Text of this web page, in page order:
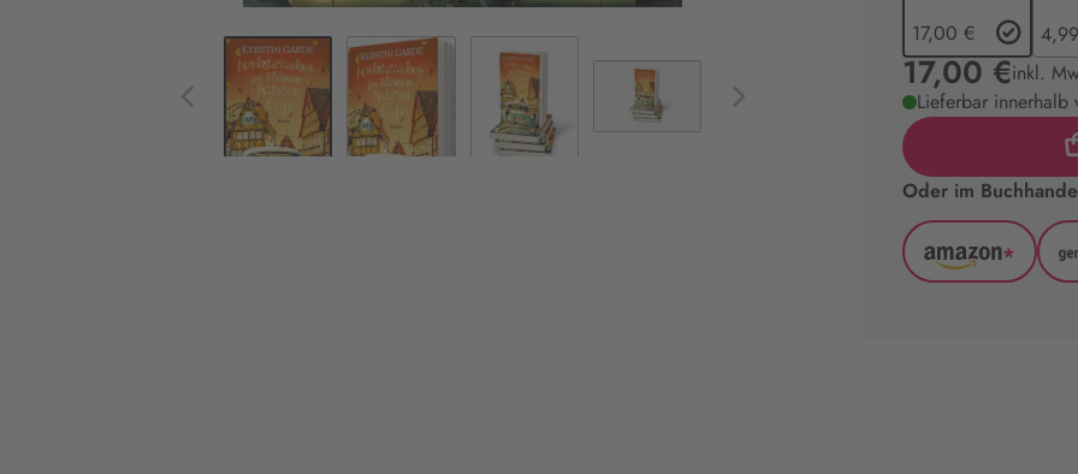
17,00 €
17,00 €inkl.
Lieferbar innerhalb
Oder im
Amazon
*